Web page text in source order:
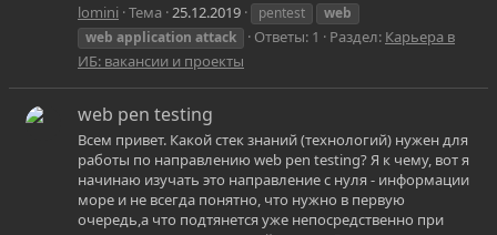
lomini Тема 25.12.2019 pentest
web
web application attack Ответы: 1 Раздел: Карьера в
ИБ: вакансии и проекты
web pen testing
Всем привет. Какой стек знаний (технологий) нужен для
работы по направлению web pen testing? Я к чему, вот я
начинаю изучать это направление с нуля - информации
море и не всегда понятно, что нужно в первую
очередь,а что подтянется уже непосредственно при